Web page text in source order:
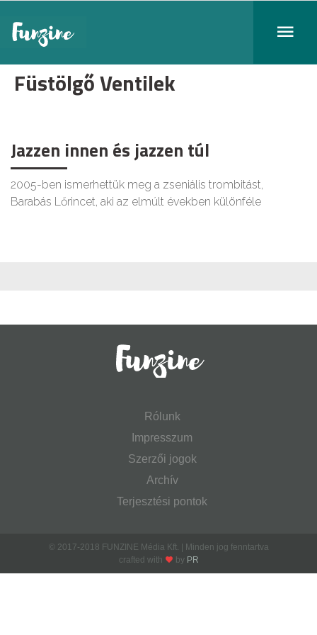
Füstölgő Ventilek
Jazzen innen és jazzen túl
2005-ben ismerhettük meg a zseniális trombitást,
Barabás Lőrincet, aki az elmúlt években különféle
Rólunk
Impresszum
Szerzői jogok
Archív
Terjesztési pontok
© 2017-2018 FUNZINE Média Kft. | Minden jog fenntartva
crafted with
by PR